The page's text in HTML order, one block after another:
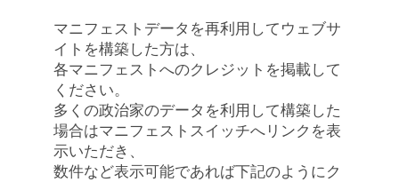
マニフェストデータを再利用してウェブサ
イトを構築した方は、
各マニフェストへのクレジットを掲載して
ください。
多くの政治家のデータを利用して構築した
場合はマニフェストスイッチへリンクを表
示いただき、
数件など表示可能であれば下記のようにク